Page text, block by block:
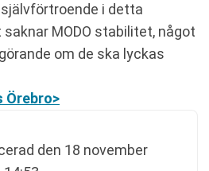
i detta
MODO stabilitet, något
om de ska lyckas
Örebro>
den 18 november